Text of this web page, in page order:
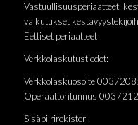
Vastuullisuusperiaatteet,
vaikutukset
Eettiset periaatteet
Verkkolaskutustiedot:
Verkkolaskuosoite
Operaattoritunnus
Sisäpiirirekisteri: